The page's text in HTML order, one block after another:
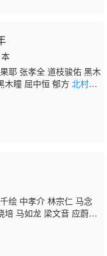
耶 张孝全 道枝骏佑 黑木
木瞳 屈中恒 郁方 北村丰
霏 李冠毅 洪群钧 刘主
绘 中孝介 林宗仁 马念
培 马如龙 梁文音 应蔚
岚 丹耐夫正若 郭逸
魁 赵舜 郑志伟 魏隽展 杨
朋奉 祝福 张琼雯 陈慕